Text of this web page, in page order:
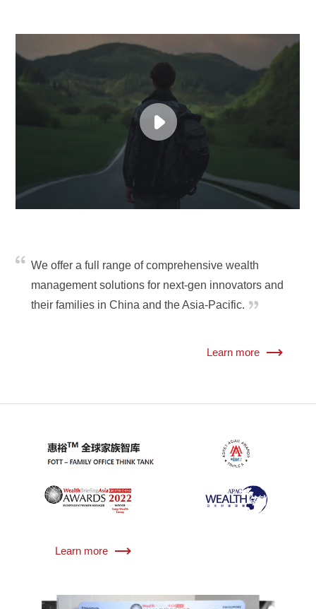
We offer a full range of comprehensive wealth
management solutions for next-gen innovators and
their families in China and the Asia-Pacific.
Learn more
Learn more